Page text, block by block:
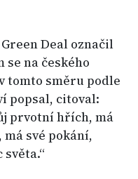
Deal označil
se na českého
tomto směru podle
popsal, citoval:
prvotní hřích, má
své pokání,